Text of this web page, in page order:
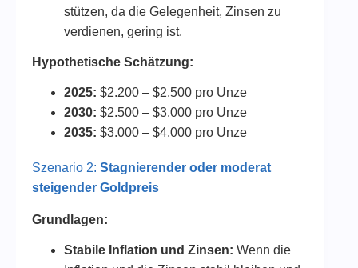
stützen, da die Gelegenheit, Zinsen zu
verdienen, gering ist.
Hypothetische Schätzung:
2025: $2.200 – $2.500 pro Unze
2030: $2.500 – $3.000 pro Unze
2035: $3.000 – $4.000 pro Unze
Szenario 2: Stagnierender oder moderat
steigender Goldpreis
Grundlagen:
Stabile Inflation und Zinsen: Wenn die